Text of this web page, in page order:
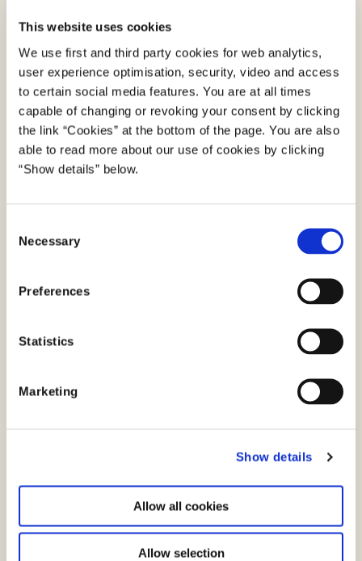
This website uses cookies
We use first and third party cookies for web analytics,
user experience optimisation, security, video and access
to certain social media features. You are at all times
capable of changing or revoking your consent by clicking
the link “Cookies” at the bottom of the page. You are also
able to read more about our use of cookies by clicking
“Show details” below.
Necessary
Preferences
Statistics
Marketing
Show details
Allow all cookies
Allow selection
som blandt andet måler patienters puls, iltmætning,
vejrtrækning, blodtryk trådløst på sengeafdelinger.
hvis analysen af værdierne indikerer forværring af
patientens tilstand. Signaturprojektet WARD-HOME
vil udvide løsningen, så patienter også efter
behov.
intelligens på banen. I Aalborg kommune vil et
sammenhængende og tryg ældrepleje ved at
tilrettelægge besøgene så borgerne i højere grad
hjemmebesøg. At blive mødt af kendte ansigter,
sammenhæng og tryghed i plejen.
FAKTA: Investeringsfond støtter nye